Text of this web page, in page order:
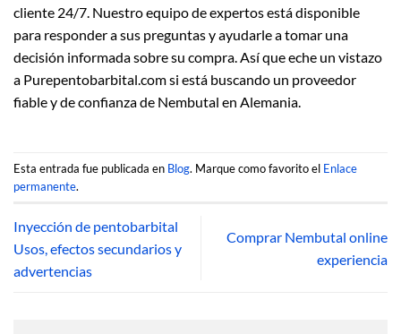
cliente 24/7. Nuestro equipo de expertos está disponible
para responder a sus preguntas y ayudarle a tomar una
decisión informada sobre su compra. Así que eche un vistazo
a Purepentobarbital.com si está buscando un proveedor
fiable y de confianza de Nembutal en Alemania.
Esta entrada fue publicada en Blog. Marque como favorito el Enlace
permanente.
Inyección de pentobarbital
Usos, efectos secundarios y
advertencias
Comprar Nembutal online
experiencia